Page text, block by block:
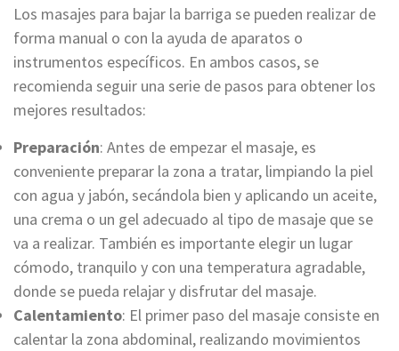
Los masajes para bajar la barriga se pueden realizar de
forma manual o con la ayuda de aparatos o
instrumentos específicos. En ambos casos, se
recomienda seguir una serie de pasos para obtener los
mejores resultados:
Preparación: Antes de empezar el masaje, es
conveniente preparar la zona a tratar, limpiando la piel
con agua y jabón, secándola bien y aplicando un aceite,
una crema o un gel adecuado al tipo de masaje que se
va a realizar. También es importante elegir un lugar
cómodo, tranquilo y con una temperatura agradable,
donde se pueda relajar y disfrutar del masaje.
Calentamiento: El primer paso del masaje consiste en
calentar la zona abdominal, realizando movimientos